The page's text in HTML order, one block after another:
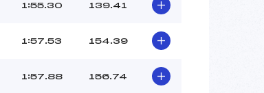
BEDDA (AP)
1:55.30 139.41
1:57.53 154.39
1:57.88 156.74